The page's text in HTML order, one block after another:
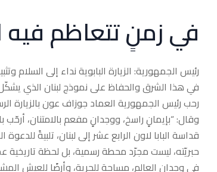
في زمنٍ تتعاظم فيه
رئيس الجمهورية: الزيارة البابوية نداء إلى السلام
في هذا الشرق والحفاظ على نموذج لبنان الذي
رحب رئيس الجمهورية العماد جوزاف عون بالزيارة
وقال: “بإيمانٍ راسخ، ووجدانٍ مفعم بالامتنان، أرحّب
قداسة البابا لاون الرابع عشر إلى لبنان، تلبيةً
حبريّته، ليست مجرّد محطة رسمية، بل لحظة تاريخية
في وجدان العالم، مساحة للحرية، وأرضًا للعيش